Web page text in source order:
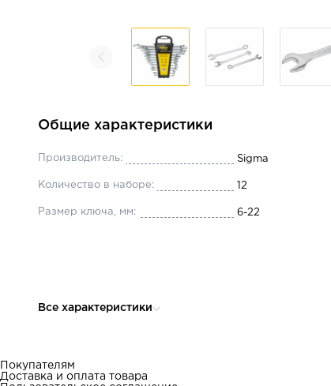
Общие характеристики
Производитель: Sigma
Количество в наборе: 12
Размер ключа, мм: 6-22
Все характеристики
Покупателям
Доставка и оплата товара